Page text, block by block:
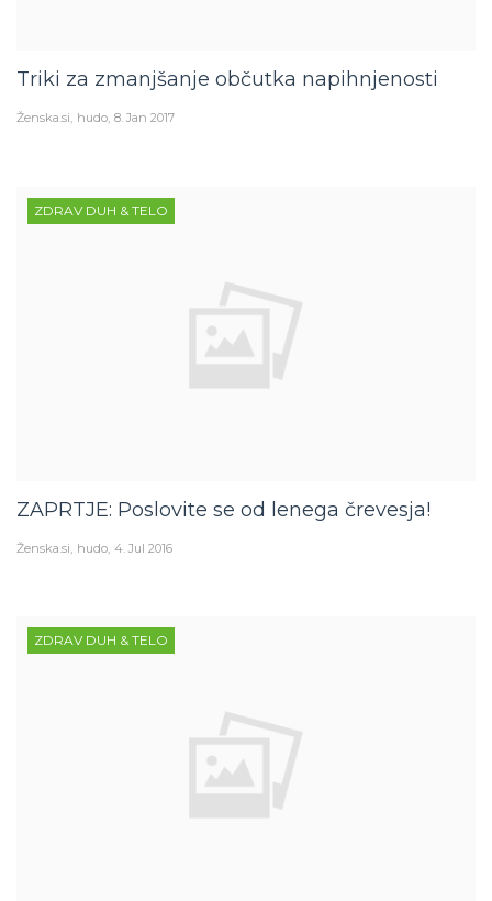
Triki za zmanjšanje občutka napihnjenosti
Ženska.si hudo 8. Jan 2017
ZDRAV DUH & TELO
ZAPRTJE: Poslovite se od lenega črevesja!
Ženska.si hudo 4. Jul 2016
ZDRAV DUH & TELO